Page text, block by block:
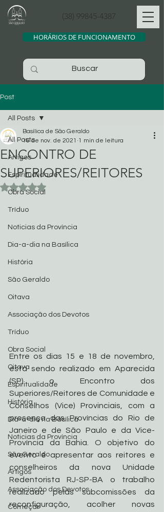
(38) 99845-4387
HORÁRIOS DE FUNCIONAMENTO
Post
All Posts
Artigos
Espiritualidade
Obra Social
Tríduo
Noticias da Província
Dia-a-dia na Basílica
História
São Geraldo
Oitava
Associação dos Devotos
Tríduo
Obra Social
Oitava
Espiritualidade
História
Dia-a-dia na Basílica
Noticias da Província
São Geraldo
Artigos
Associação dos Devotos
Começar
All Posts
ENCONTRO DE
SUPERIORES/REITORES
Basílica de São Geraldo
16 de nov. de 2021 1 min de leitura
Avaliado com NaN de 5 estrelas.
Entre os dias 15 e 18 de novembro,
está sendo realizado em Aparecida
(SP) o Encontro dos
Superiores/Reitores de Comunidade e
Conselhos (Vice) Provinciais, com a
presença das Províncias do Rio de
Janeiro e de São Paulo e da Vice-
Província da Bahia. O objetivo do
evento é apresentar aos reitores e
conselheiros da nova Unidade
Redentorista RJ-SP-BA o trabalho
realizado pelas subcomissões da
reconfiguração, acolher novas